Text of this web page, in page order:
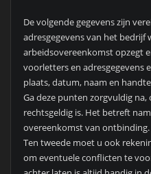
De volgende gegevens zijn
adresgegevens van het
arbeidsovereenkomst opzegt
voorletters en adresgegevens
plaats, datum, naam en
Ga deze punten zorgvuldig
rechtsgeldig is. Het betreft
overeenkomst van ontbinding.
Ten tweede moet u ook
om eventuele conflicten te